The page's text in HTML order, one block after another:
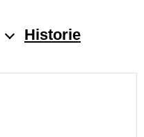
Historie